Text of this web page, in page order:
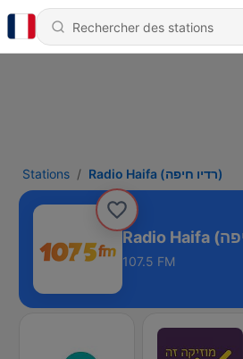
Stations Radio Haifa (רדיו חיפה)
107.5 FM